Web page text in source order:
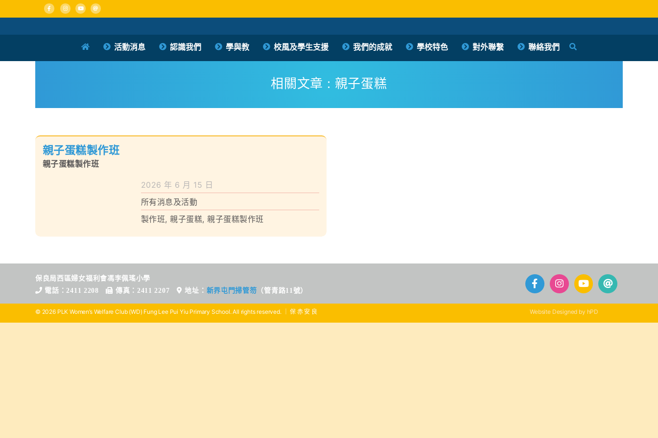
to
content
活動消息 認識我們 學與教 校風及學生支援 我們的成就 學校特色 對外聯繫 聯絡我們
保良局西區婦女福利會馮李佩瑤小學
相關文章 : 親子蛋糕
親子蛋糕製作班
親子蛋糕製作班
2026 年 6 月 15 日
所有消息及活動
製作班,親子蛋糕,親子蛋糕製作班
保良局西區婦女福利會馮李佩瑤小學
電話：2411 2208
傳真：2411 2207 地址： 新界屯門掃管笏 （管青路11號）
© 2026 PLK Women’s Welfare Club (WD) Fung Lee Pui Yiu Primary School. All rights reserved. ｜ 保 赤 安 良 Website Designed by hPD